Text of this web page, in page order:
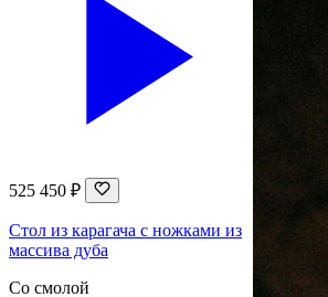
525 450 ₽
Стол из карагача с ножками из
массива дуба
Со смолой